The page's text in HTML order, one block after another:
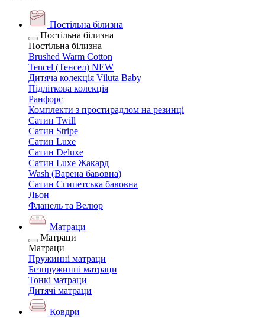
Постільна білизна
Постільна білизна
Постільна білизна
Brushed Warm Cotton
Tencel (Тенсел) NEW
Дитяча колекція Viluta Baby
Підліткова колекція
Ранфорс
Комплекти з простирадлом на резинці
Сатин Twill
Сатин Stripe
Сатин Luxe
Сатин Deluxe
Сатин Luxe Жакард
Wash (Варена бавовна)
Сатин Єгипетська бавовна
Льон
Фланель та Велюр
Матраци
Матраци
Матраци
Пружинні матраци
Безпружинні матраци
Тонкі матраци
Дитячі матраци
Ковдри